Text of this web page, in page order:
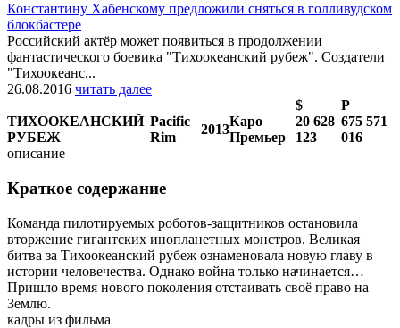
Константину Хабенскому предложили сняться в голливудском
блокбастере
Российский актёр может появиться в продолжении
фантастического боевика "Тихоокеанский рубеж". Создатели
"Тихоокеанс...
26.08.2016 читать далее
$
Р
ТИХООКЕАНСКИЙ
РУБЕЖ
Pacific
Rim
2013
Каро
Премьер
20 628
123
675 571
016
описание
Краткое содержание
Команда пилотируемых роботов-защитников остановила
вторжение гигантских инопланетных монстров. Великая
битва за Тихоокеанский рубеж ознаменовала новую главу в
истории человечества. Однако война только начинается…
Пришло время нового поколения отстаивать своё право на
Землю.
кадры из фильма